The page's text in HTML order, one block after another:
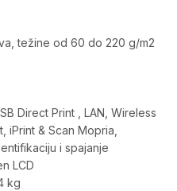
težine od 60 do 220 g/m2
Direct Print , LAN, Wireless
iPrint & Scan Mopria,
i spajanje
LCD
kg